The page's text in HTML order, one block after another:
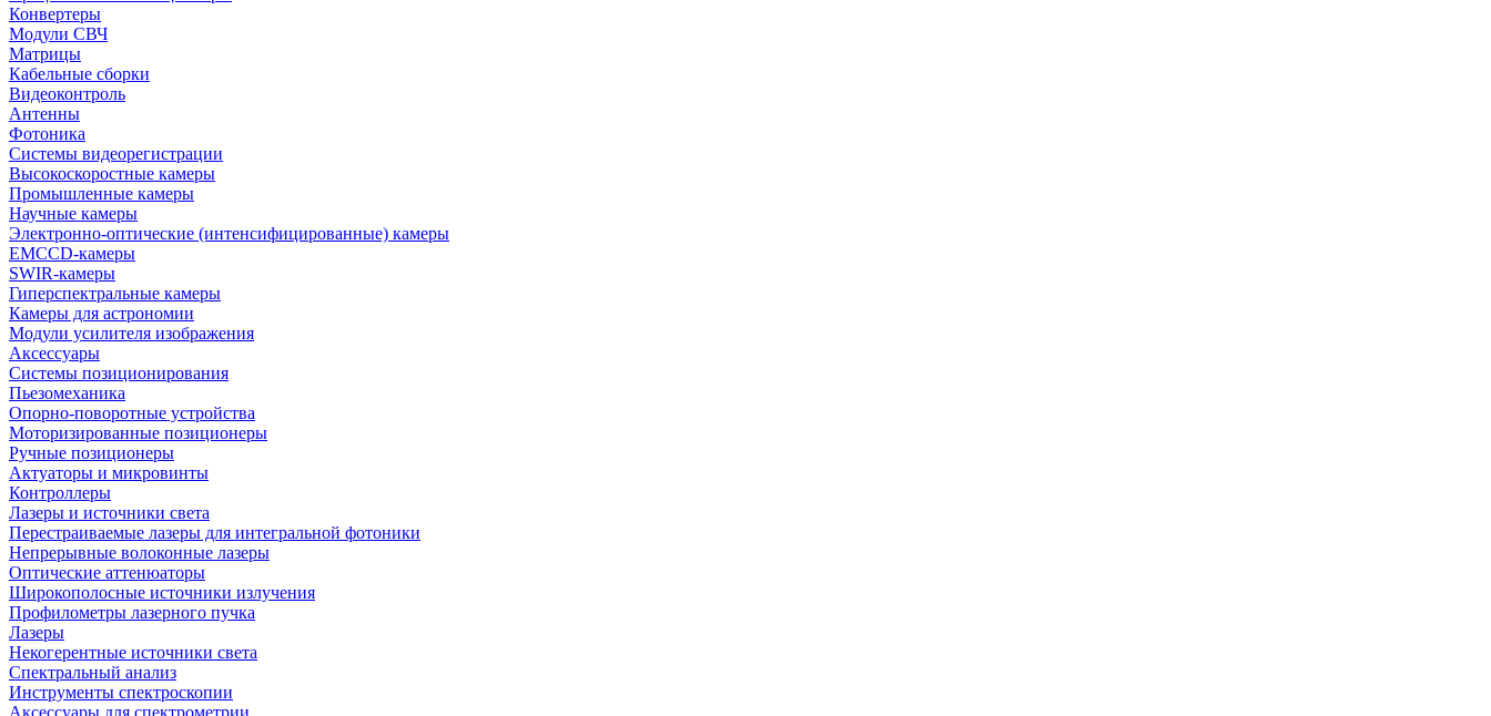
Конвертеры
Модули СВЧ
Матрицы
Кабельные сборки
Видеоконтроль
Антенны
Фотоника
Cистемы видеорегистрации
Высокоскоростные камеры
Промышленные камеры
Научные камеры
Электронно-оптические (интенсифицированные) камеры
EMCCD-камеры
SWIR-камеры
Гиперспектральные камеры
Камеры для астрономии
Модули усилителя изображения
Аксессуары
Системы позиционирования
Пьезомеханика
Опорно-поворотные устройства
Моторизированные позиционеры
Ручные позиционеры
Актуаторы и микровинты
Контроллеры
Лазеры и источники света
Перестраиваемые лазеры для интегральной фотоники
Непрерывные волоконные лазеры
Оптические аттенюаторы
Широкополосные источники излучения
Профилометры лазерного пучка
Лазеры
Некогерентные источники света
Спектральный анализ
Инструменты спектроскопии
Аксессуары для спектрометрии